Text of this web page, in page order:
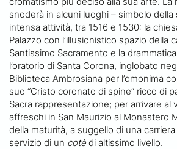
snoderà in alcuni luoghi – simbolo della
intensa attività, tra 1516 e 1530: la
Palazzo con l’illusionistico spazio della
Santissimo Sacramento e la
l’oratorio di Santa Corona, inglobato
Biblioteca Ambrosiana per l’omonima
suo “Cristo coronato di spine” ricco di
Sacra rappresentazione; per arrivare al
affreschi in San Maurizio al Monastero
della maturità, a suggello di una
servizio di un cotèdi altissimo livello.